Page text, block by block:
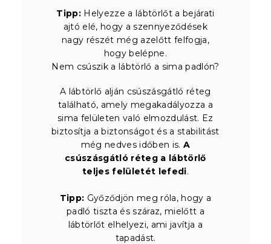
Tipp: Helyezze a lábtörlőt a bejárati
ajtó elé, hogy a szennyeződések
nagy részét még azelőtt felfogja,
hogy belépne.
Nem csúszik a lábtörlő a sima padlón?
A lábtörlő alján csúszásgátló réteg
található, amely megakadályozza a
sima felületen való elmozdulást. Ez
biztosítja a biztonságot és a stabilitást
még nedves időben is. A
csúszásgátló réteg a lábtörlő
teljes felületét lefedi.
Tipp: Győződjön meg róla, hogy a
padló tiszta és száraz, mielőtt a
lábtörlőt elhelyezi, ami javítja a
tapadást.